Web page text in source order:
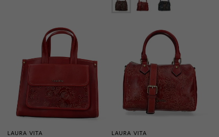
APERÇU RAPIDE
LAURA VITA APERÇU RAPIDE
LAURA VITA